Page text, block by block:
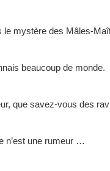
le mystère des Mâles-
beaucoup de monde.
que savez-vous des
n’est une rumeur …